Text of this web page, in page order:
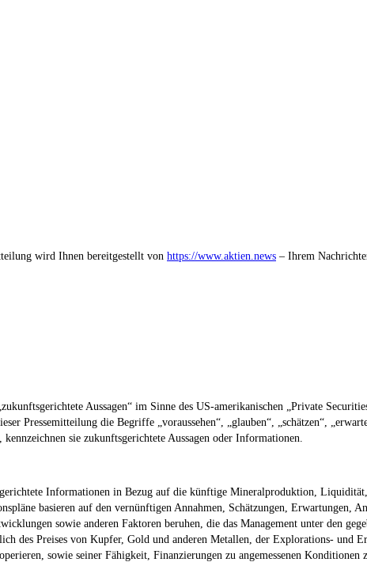
wird Ihnen bereitgestellt von https://www.aktien.news – Ihrem
Aussagen“ im Sinne des US-amerikanischen „Private
Pressemitteilung die Begriffe „voraussehen“, „glauben“, „schätzen“,
sie zukunftsgerichtete Aussagen oder Informationen.
Informationen in Bezug auf die künftige Mineralproduktion,
basieren auf den vernünftigen Annahmen, Schätzungen, Erwartungen,
sowie anderen Faktoren beruhen, die das Management unter den
des Preises von Kupfer, Gold und anderen Metallen, der Explorations- und
sowie seiner Fähigkeit, Finanzierungen zu angemessenen Konditionen